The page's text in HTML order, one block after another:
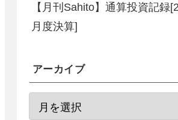
【月刊Sahito】通算投資記録
月度決算]
アーカイブ